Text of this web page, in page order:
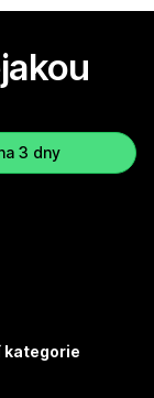
3 dny
kategorie